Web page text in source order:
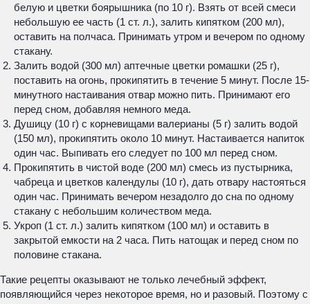
белую и цветки боярышника (по 10 г). Взять от всей смеси
небольшую ее часть (1 ст. л.), залить кипятком (200 мл),
оставить на полчаса. Принимать утром и вечером по одному
стакану.
Залить водой (300 мл) аптечные цветки ромашки (25 г),
поставить на огонь, прокипятить в течение 5 минут. После 15-
минутного настаивания отвар можно пить. Принимают его
перед сном, добавляя немного меда.
Душицу (10 г) с корневищами валерианы (5 г) залить водой
(150 мл), прокипятить около 10 минут. Настаивается напиток
один час. Выпивать его следует по 100 мл перед сном.
Прокипятить в чистой воде (200 мл) смесь из пустырника,
чабреца и цветков календулы (10 г), дать отвару настояться
один час. Принимать вечером незадолго до сна по одному
стакану с небольшим количеством меда.
Укроп (1 ст. л.) залить кипятком (100 мл) и оставить в
закрытой емкости на 2 часа. Пить натощак и перед сном по
половине стакана.
Такие рецепты оказывают не только лечебный эффект,
появляющийся через некоторое время, но и разовый. Поэтому с